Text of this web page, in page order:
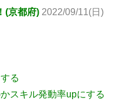
(京都府) 2022/09/11(日)
る
スキル発動率upにする